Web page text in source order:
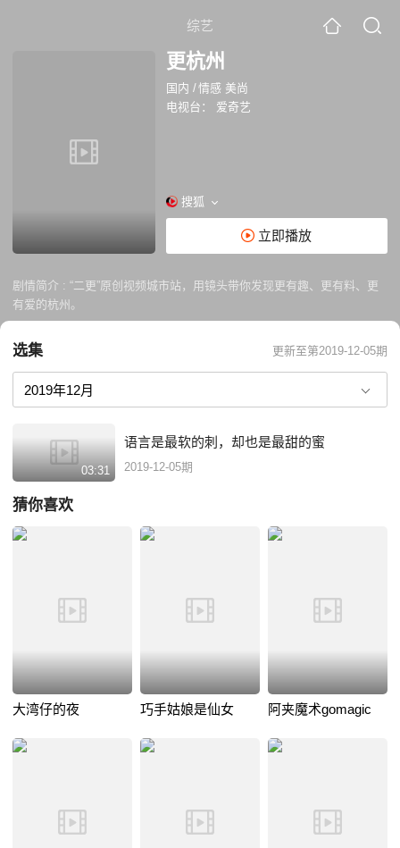
综艺
更杭州
国内 /情感 美尚
电视台：
爱奇艺
搜狐
立即播放
剧情简介 : “二更”原创视频城市站，用镜头带你发现更有趣、更有料、更
有爱的杭州。
选集 更新至第2019-12-05期
03:31
语言是最软的刺，却也是最甜的蜜
2019-12-05期
猜你喜欢
大湾仔的夜 巧手姑娘是仙女 阿夹魔术gomagic